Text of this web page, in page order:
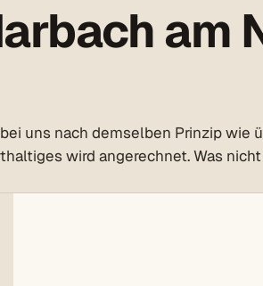
am
uns nach demselben Prinzip
wird angerechnet. Was